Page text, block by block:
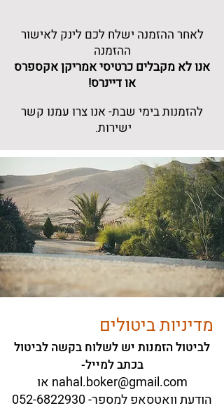
לאחר ההזמנה ישלח לכם לינק לאישור
ההזמנה
אנו לא מקבלים כרטיסי אמריקן אקספרס
או דיינרס!
להזמנות בימי שבת- אנו צרו עמנו קשר
ישירות.
מדיניות ביטולים
לביטול הזמנות יש לשלוח בקשה לביטול
בכתב למייל-
nahal.boker@gmail.com או
הודעת וואטסאפ למספר-052-6822930